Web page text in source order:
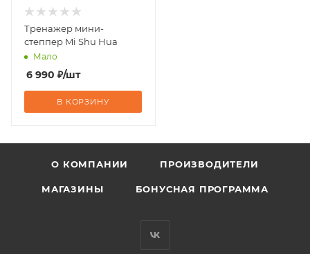
Тренажер мини-
степпер Mi Shu Hua
Мало
6 990 ₽/шт
В КОРЗИНУ
О КОМПАНИИ ПРОИЗВОДИТЕЛИ
МАГАЗИНЫ БОНУСНАЯ ПРОГРАММА